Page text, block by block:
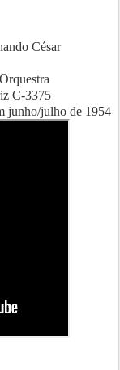
César
C-3375
junho/julho de 1954